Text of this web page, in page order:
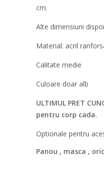
cm.
Alte dimensiuni
Material: acril
Calitate medie
Culoare doar alb
ULTIMUL PRET
pentru corp cada.
Optionale pentru
Panou , masca ,